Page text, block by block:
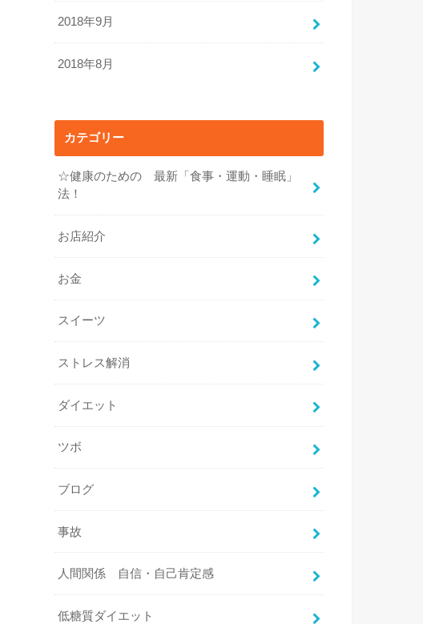
2018年9月
2018年8月
カテゴリー
☆健康のための 最新「食事・運動・睡眠」
法！
お店紹介
お金
スイーツ
ストレス解消
ダイエット
ツボ
ブログ
事故
人間関係 自信・自己肯定感
低糖質ダイエット